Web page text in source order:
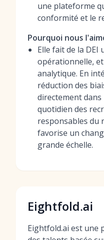
une plateforme
conformité et le
Pourquoi nous
Elle fait de la DEI
opérationnelle,
analytique. En
réduction des
directement
quotidien des
responsables du
favorise un
grande échelle.
Eightfold.ai
Eightfold.ai est une